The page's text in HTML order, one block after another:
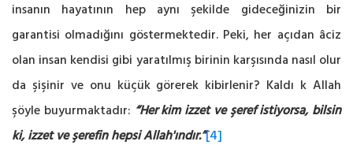
insanın hayatının hep aynı şekilde gideceğinizin bir
garantisi olmadığını göstermektedir. Peki, her açıdan âciz
olan insan kendisi gibi yaratılmış birinin karşısında nasıl olur
da şişinir ve onu küçük görerek kibirlenir? Kaldı k Allah
şöyle buyurmaktadır: “Her kim izzet ve şeref istiyorsa, bilsin
ki, izzet ve şerefin hepsi Allah'ındır.”[4]